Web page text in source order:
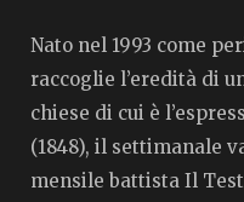
Nato nel 1993 come
raccoglie l’eredità di
chiese di cui è
(1848), il settimanale
mensile battista Il